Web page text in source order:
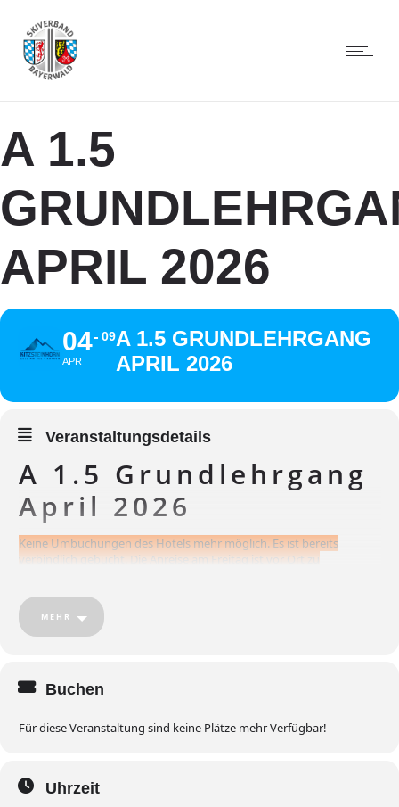
A 1.5
APRIL 2026
04
APR
09A 1.5 GRUNDLEHRGANG
APRIL 2026
Veranstaltungsdetails
A 1.5 Grundlehrgang
April 2026
Keine Umbuchungen des Hotels mehr möglich. Es ist bereits
verbindlich gebucht. Die Anreise am Freitag ist vor Ort zu
Veranstaltungsdetails
Disziplin: Ski alpin
Termin: 04.04.2026-09.04.2026
Kontakt
MEHR
Buchen
Für diese Veranstaltung sind keine Plätze mehr Verfügbar!
Uhrzeit